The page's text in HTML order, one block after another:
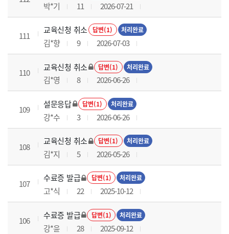
박*기 11 2026-07-21
111
교육신청 취소 답변(1) 처리완료
김*향 9 2026-07-03
110
교육신청 취소 답변(1) 처리완료
김*영 8 2026-06-26
109
설문응답 답변(1) 처리완료
강*수 3 2026-06-26
108
교육신청 취소 답변(1) 처리완료
김*지 5 2026-05-26
107
수료증 발급 답변(1) 처리완료
고*식 22 2025-10-12
106
수료증 발급 답변(1) 처리완료
강*윤 28 2025-09-12